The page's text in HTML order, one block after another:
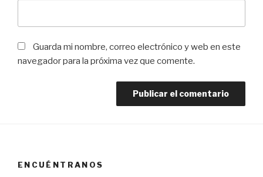
Guarda mi nombre, correo electrónico y web en este
navegador para la próxima vez que comente.
ENCUÉNTRANOS